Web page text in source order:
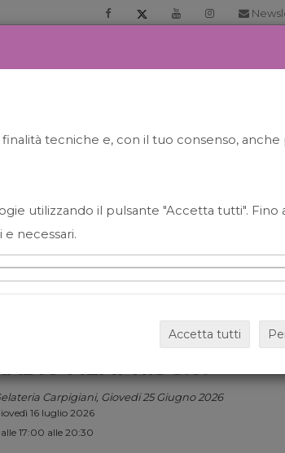
HAPPY HOUR GRECO CON
MEMPHIS 3.0.
Carpigiani, Giovedi 25 Giugno 2026
16 luglio 2026
17:00 alle 20:30
tecniche e, con il tuo consenso,
utilizzando il pulsante "Accetta tutti". Fino
necessari.
Accetta tutti